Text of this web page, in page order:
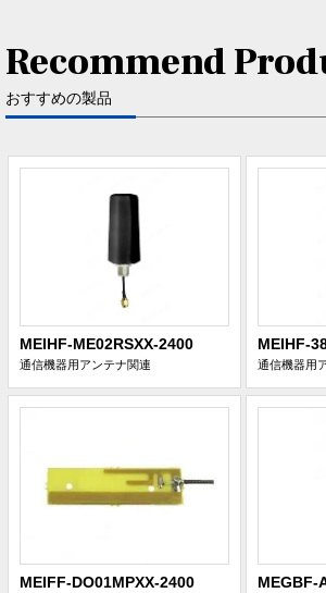
Recommend
おすすめの製品
MEIHF-ME02RSXX-2400
通信機器用アンテナ関連
MEIHF-
通信機器用
MEIFF-DO01MPXX-2400 MEGBF-